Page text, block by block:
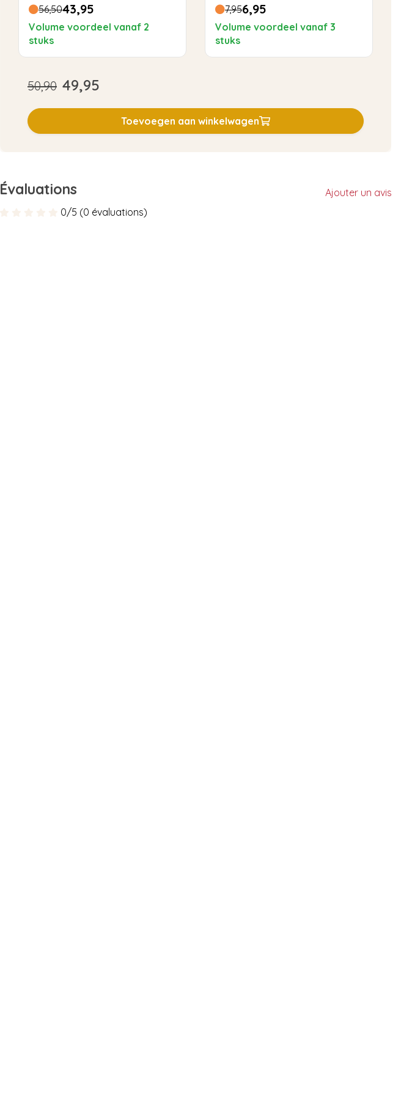
56,5043,95
Volume voordeel vanaf 2
stuks
7,956,95
Volume voordeel vanaf 3
stuks
50,90 49,95
Toevoegen aan winkelwagen
Évaluations
Ajouter un avis
0/5 (0 évaluations)